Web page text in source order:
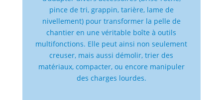
pince de tri, grappin, tarière, lame de
nivellement) pour transformer la pelle de
chantier en une véritable boîte à outils
multifonctions. Elle peut ainsi non seulement
creuser, mais aussi démolir, trier des
matériaux, compacter, ou encore manipuler
des charges lourdes.